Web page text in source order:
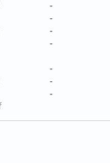
-
-
-
-
-
-
-